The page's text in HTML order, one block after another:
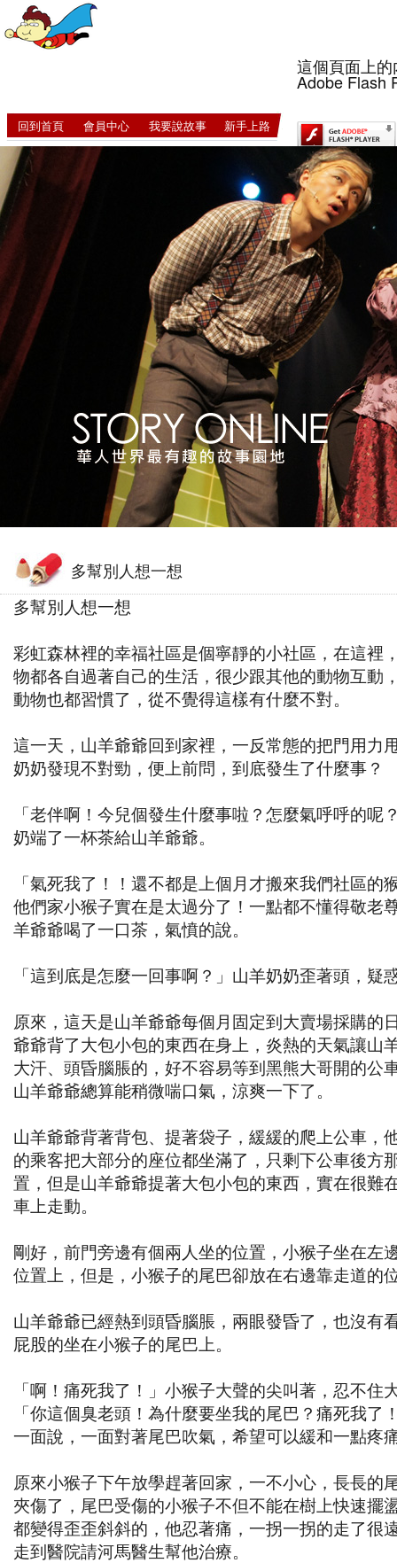
這個頁面上
Adobe Flash
回到首頁 會員中心 我要說故事 新手上路
多幫別人想一想
多幫別人想一想
彩虹森林裡的幸福社區是個寧靜的小社區，在這裡
物都各自過著自己的生活，很少跟其他的動物互動
動物也都習慣了，從不覺得這樣有什麼不對。
這一天，山羊爺爺回到家裡，一反常態的把門用力
奶奶發現不對勁，便上前問，到底發生了什麼事？
「老伴啊！今兒個發生什麼事啦？怎麼氣呼呼的呢
奶端了一杯茶給山羊爺爺。
「氣死我了！！還不都是上個月才搬來我們社區的
他們家小猴子實在是太過分了！一點都不懂得敬老
羊爺爺喝了一口茶，氣憤的說。
「這到底是怎麼一回事啊？」山羊奶奶歪著頭，疑
原來，這天是山羊爺爺每個月固定到大賣場採購的
爺爺背了大包小包的東西在身上，炎熱的天氣讓山
大汗、頭昏腦脹的，好不容易等到黑熊大哥開的公
山羊爺爺總算能稍微喘口氣，涼爽一下了。
山羊爺爺背著背包、提著袋子，緩緩的爬上公車，
的乘客把大部分的座位都坐滿了，只剩下公車後方
置，但是山羊爺爺提著大包小包的東西，實在很難
車上走動。
剛好，前門旁邊有個兩人坐的位置，小猴子坐在左
位置上，但是，小猴子的尾巴卻放在右邊靠走道的
山羊爺爺已經熱到頭昏腦脹，兩眼發昏了，也沒有
屁股的坐在小猴子的尾巴上。
「啊！痛死我了！」小猴子大聲的尖叫著，忍不住
「你這個臭老頭！為什麼要坐我的尾巴？痛死我了
一面說，一面對著尾巴吹氣，希望可以緩和一點疼
原來小猴子下午放學趕著回家，一不小心，長長的
夾傷了，尾巴受傷的小猴子不但不能在樹上快速擺
都變得歪歪斜斜的，他忍著痛，一拐一拐的走了很
走到醫院請河馬醫生幫他治療。